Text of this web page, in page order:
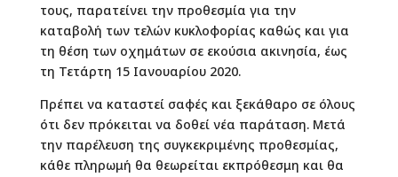
τους, παρατείνει την προθεσμία για την
καταβολή των τελών κυκλοφορίας καθώς και για
τη θέση των οχημάτων σε εκούσια ακινησία, έως
τη Τετάρτη 15 Ιανουαρίου 2020.
Πρέπει να καταστεί σαφές και ξεκάθαρο σε όλους
ότι δεν πρόκειται να δοθεί νέα παράταση. Μετά
την παρέλευση της συγκεκριμένης προθεσμίας,
κάθε πληρωμή θα θεωρείται εκπρόθεσμη και θα